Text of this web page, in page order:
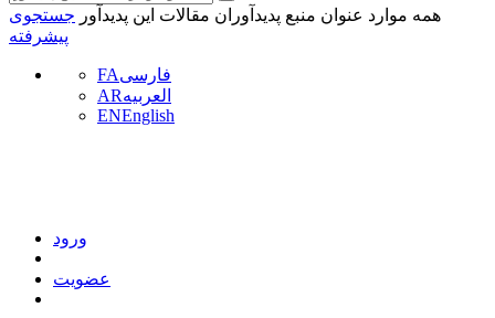
همه موارد عنوان منبع پدیدآوران مقالات این پدیدآور جستجوی
پیشرفته
FAفارسی
ARالعربیه
ENEnglish
ورود
عضویت